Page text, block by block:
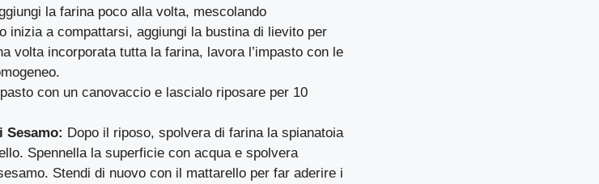
la farina poco alla volta, mescolando
inizia a compattarsi, aggiungi la bustina di lievito per
volta incorporata tutta la farina, lavora l’impasto con le
con un canovaccio e lascialo riposare per 10
Sesamo: Dopo il riposo, spolvera di farina la spianatoia
Spennella la superficie con acqua e spolvera
Stendi di nuovo con il mattarello per far aderire i